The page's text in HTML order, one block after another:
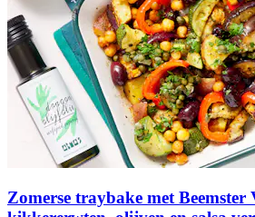
Zomerse traybake met Beemster